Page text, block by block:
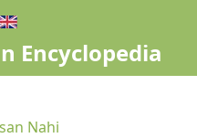
Encyclopedia
Nahi